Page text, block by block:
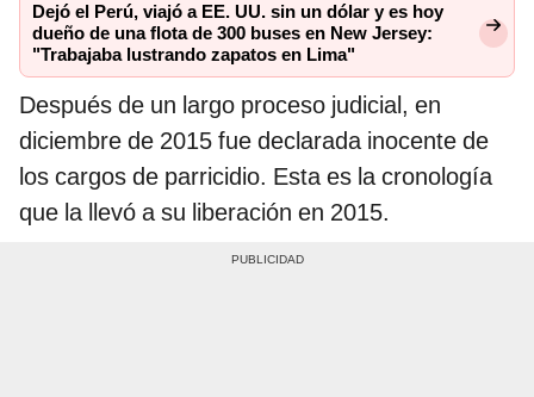
Dejó el Perú, viajó a EE. UU. sin un dólar y es hoy
dueño de una flota de 300 buses en New Jersey:
"Trabajaba lustrando zapatos en Lima"
Después de un largo proceso judicial, en
diciembre de 2015 fue declarada inocente de
los cargos de parricidio. Esta es la cronología
que la llevó a su liberación en 2015.